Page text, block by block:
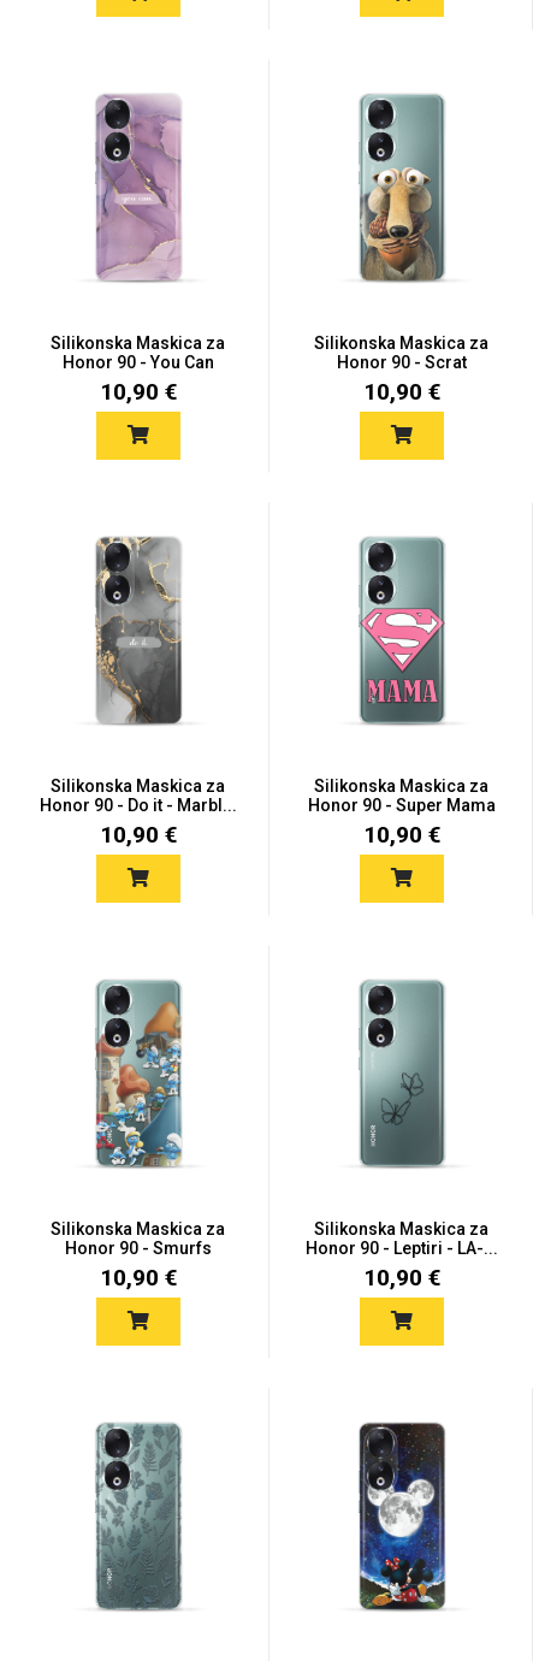
Silikonska Maskica za
Honor 90 - You Can
10,90 €
Silikonska Maskica za
Honor 90 - Scrat
10,90 €
Silikonska Maskica za
Honor 90 - Do it - Marbl...
10,90 €
Silikonska Maskica za
Honor 90 - Super Mama
10,90 €
Silikonska Maskica za
Honor 90 - Smurfs
10,90 €
Silikonska Maskica za
Honor 90 - Leptiri - LA-...
10,90 €
Svijet životinja Auto - Moto motivi
Mandale / Cvjetni
MarbleMania
Gaming motivi Crtani filmovi
Sportski motivi Obiteljski motivi